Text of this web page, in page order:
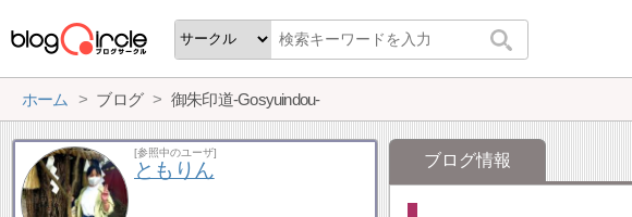
ホーム ブログ 御朱印道-Gosyuindou-
ブログ情報
[参照中のユーザ]
ともりん